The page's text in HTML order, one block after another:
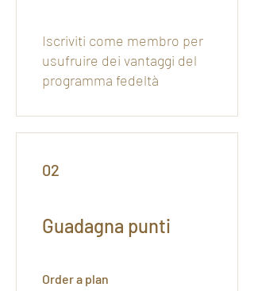
Iscriviti come membro per
usufruire dei vantaggi del
programma fedeltà
02
Guadagna punti
Order a plan